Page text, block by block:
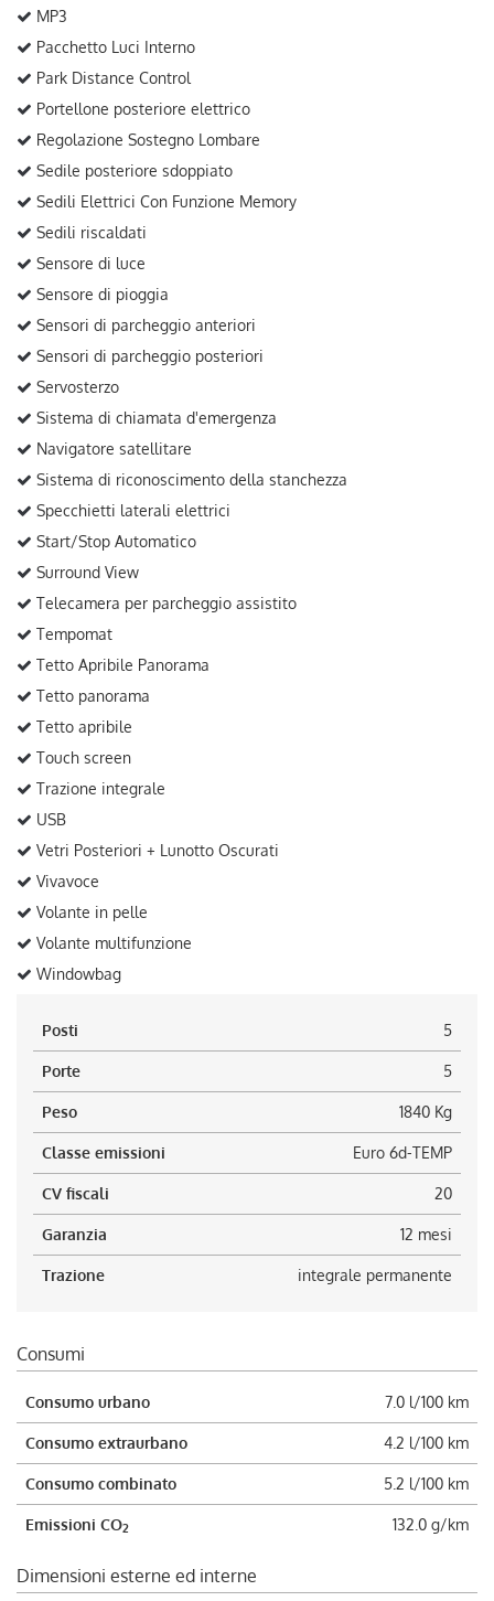
MP3
Pacchetto Luci Interno
Park Distance Control
Portellone posteriore elettrico
Regolazione Sostegno Lombare
Sedile posteriore sdoppiato
Sedili Elettrici Con Funzione Memory
Sedili riscaldati
Sensore di luce
Sensore di pioggia
Sensori di parcheggio anteriori
Sensori di parcheggio posteriori
Servosterzo
Sistema di chiamata d'emergenza
Navigatore satellitare
Sistema di riconoscimento della stanchezza
Specchietti laterali elettrici
Start/Stop Automatico
Surround View
Telecamera per parcheggio assistito
Tempomat
Tetto Apribile Panorama
Tetto panorama
Tetto apribile
Touch screen
Trazione integrale
USB
Vetri Posteriori + Lunotto Oscurati
Vivavoce
Volante in pelle
Volante multifunzione
Windowbag
Posti 5
Porte 5
Peso 1840 Kg
Classe emissioni Euro 6d-TEMP
CV fiscali 20
Garanzia 12 mesi
Trazione integrale permanente
Consumi
Consumo urbano 7.0 l/100 km
Consumo extraurbano 4.2 l/100 km
Consumo combinato 5.2 l/100 km
Emissioni CO2 132.0 g/km
Dimensioni esterne ed interne